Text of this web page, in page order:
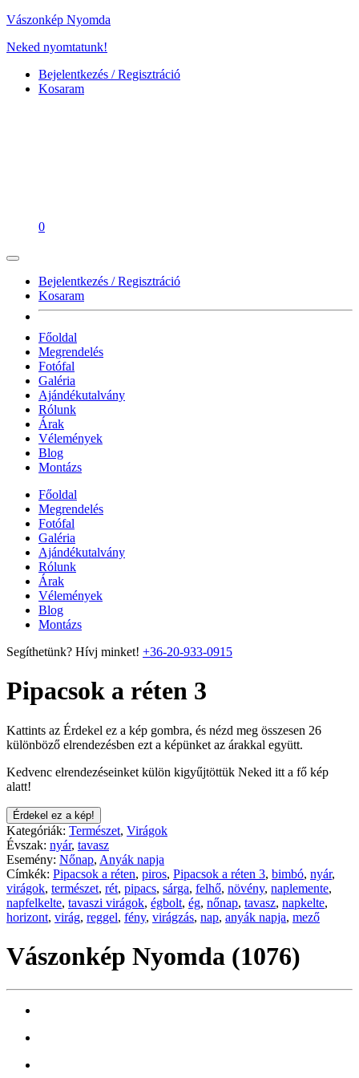
Vászonkép Nyomda
Neked nyomtatunk!
Bejelentkezés / Regisztráció
Kosaram
0
Bejelentkezés / Regisztráció
Kosaram
Főoldal
Megrendelés
Fotófal
Galéria
Ajándékutalvány
Rólunk
Árak
Vélemények
Blog
Montázs
Főoldal
Megrendelés
Fotófal
Galéria
Ajándékutalvány
Rólunk
Árak
Vélemények
Blog
Montázs
Segíthetünk? Hívj minket! +36-20-933-0915
Pipacsok a réten 3
Kattints az Érdekel ez a kép gombra, és nézd meg összesen 26
különböző elrendezésben ezt a képünket az árakkal együtt.
Kedvenc elrendezéseinket külön kigyűjtöttük Neked itt a fő kép
alatt!
Érdekel ez a kép!
Kategóriák: Természet, Virágok
Évszak: nyár, tavasz
Esemény: Nőnap, Anyák napja
Címkék: Pipacsok a réten, piros, Pipacsok a réten 3, bimbó, nyár,
virágok, természet, rét, pipacs, sárga, felhő, növény, naplemente,
napfelkelte, tavaszi virágok, égbolt, ég, nőnap, tavasz, napkelte,
horizont, virág, reggel, fény, virágzás, nap, anyák napja, mező
Vászonkép Nyomda (1076)